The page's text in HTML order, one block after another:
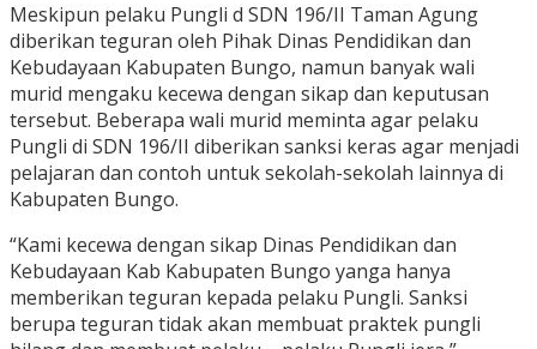
Meskipun pelaku Pungli d SDN 196/II Taman Agung
diberikan teguran oleh Pihak Dinas Pendidikan dan
Kebudayaan Kabupaten Bungo, namun banyak wali
murid mengaku kecewa dengan sikap dan keputusan
tersebut. Beberapa wali murid meminta agar pelaku
Pungli di SDN 196/II diberikan sanksi keras agar menjadi
pelajaran dan contoh untuk sekolah-sekolah lainnya di
Kabupaten Bungo.
“Kami kecewa dengan sikap Dinas Pendidikan dan
Kebudayaan Kab Kabupaten Bungo yanga hanya
memberikan teguran kepada pelaku Pungli. Sanksi
berupa teguran tidak akan membuat praktek pungli